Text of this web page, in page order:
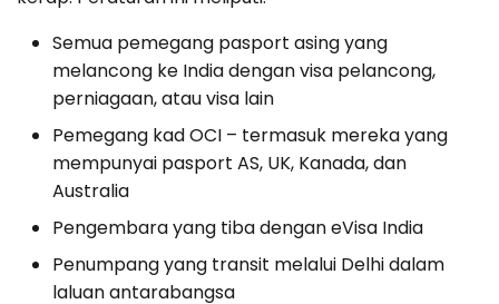
Semua pemegang pasport asing yang
melancong ke India dengan visa pelancong,
perniagaan, atau visa lain
Pemegang kad OCI – termasuk mereka yang
mempunyai pasport AS, UK, Kanada, dan
Australia
Pengembara yang tiba dengan eVisa India
Penumpang yang transit melalui Delhi dalam
laluan antarabangsa